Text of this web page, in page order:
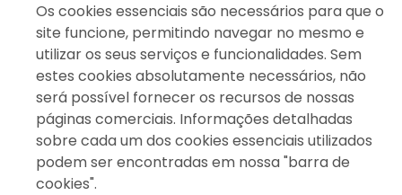
Os cookies essenciais são necessários para que o
site funcione, permitindo navegar no mesmo e
utilizar os seus serviços e funcionalidades. Sem
estes cookies absolutamente necessários, não
será possível fornecer os recursos de nossas
páginas comerciais. Informações detalhadas
sobre cada um dos cookies essenciais utilizados
podem ser encontradas em nossa "barra de
cookies".